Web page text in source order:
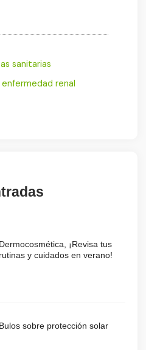
sanitarias
enfermedad renal
Dermocosmética, ¡Revisa tus
rutinas y cuidados en verano!
Bulos sobre protección solar